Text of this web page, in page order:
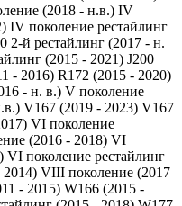
(2018 - н.в.) IV
IV поколение рестайлинг
2-й рестайлинг (2017 - н.
(2015 - 2021) J200
- 2016) R172 (2015 - 2020)
- н. в.) V поколение
V167 (2019 - 2023) V167
VI поколение
(2016 - 2018) VI
VI поколение рестайлинг
2014) VIII поколение (2017
- 2015) W166 (2015 -